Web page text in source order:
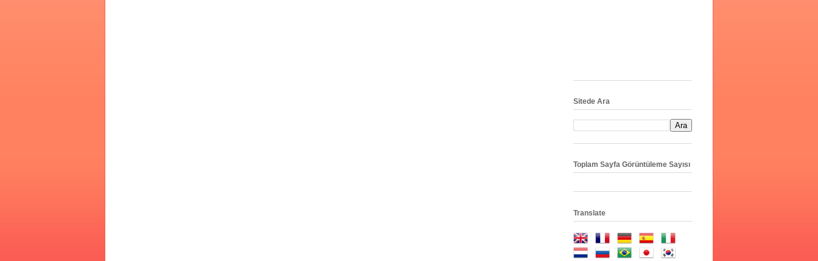
Sitede Ara
Toplam Sayfa Görüntüleme Sayısı
Translate